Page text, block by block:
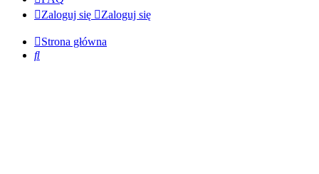
Zaloguj się
Zaloguj się
Strona główna
Szukaj